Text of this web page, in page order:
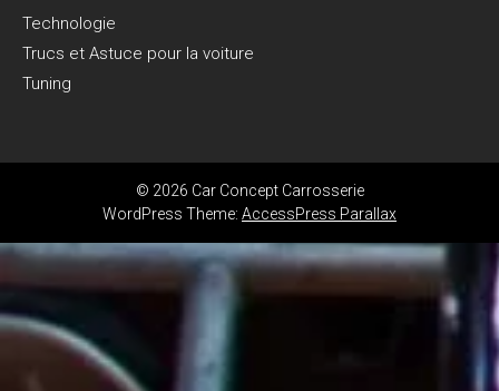
Technologie
Trucs et Astuce pour la voiture
Tuning
© 2026 Car Concept Carrosserie
WordPress Theme: AccessPress Parallax